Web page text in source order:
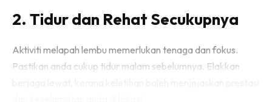
2. Tidur dan Rehat Secukupnya
Aktiviti melapah lembu memerlukan tenaga dan fokus.
Pastikan anda cukup tidur malam sebelumnya. Elakkan